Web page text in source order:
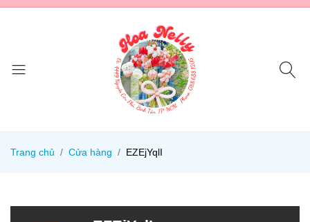
Trang chủ Cửa hàng EZEjYqlI